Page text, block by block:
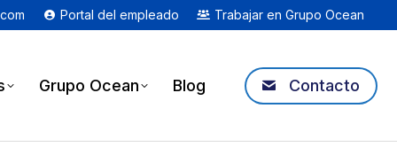
Portal del empleado Trabajar en Grupo Ocean
Grupo Ocean Blog Contacto